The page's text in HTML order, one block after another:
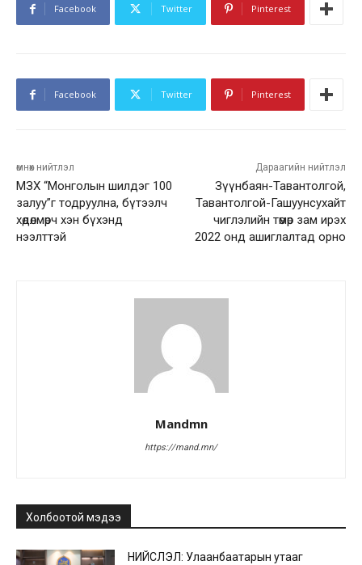
Facebook Twitter Pinterest
Facebook Twitter Pinterest
өмнөх нийтлэл
МЗХ “Монголын шилдэг 100
залуу”г тодруулна, бүтээлч
хөдөлмөрч хэн бүхэнд
нээлттэй
Дараагийн нийтлэл
Зүүнбаян-Тавантолгой,
Тавантолгой-Гашуунсухайт
чиглэлийн төмөр зам ирэх
2022 онд ашиглалтад орно
Mandmn
https://mand.mn/
Холбоотой мэдээ
НИЙСЛЭЛ: Улаанбаатарын утааг